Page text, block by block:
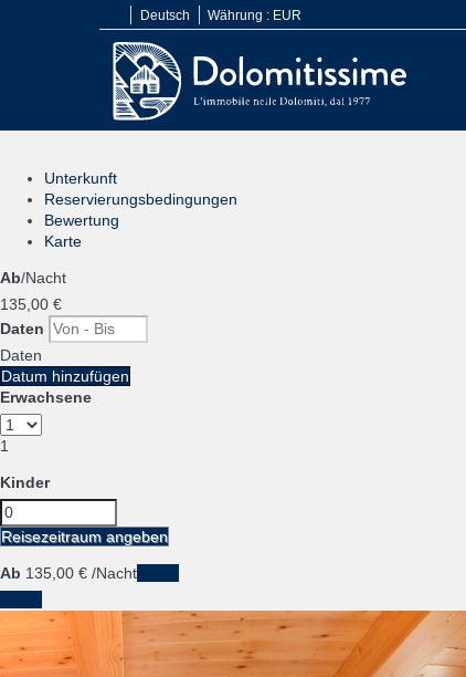
Deutsch Währung : EUR
Unterkunft
Reservierungsbedingungen
Bewertung
Karte
Ab/Nacht
135, 00 €
Daten
Daten
Datum hinzufügen
Erwachsene
1
Kinder
Reisezeitraum angeben
Ab 135, 00 € /Nacht